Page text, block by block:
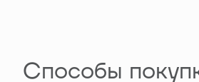
Способы